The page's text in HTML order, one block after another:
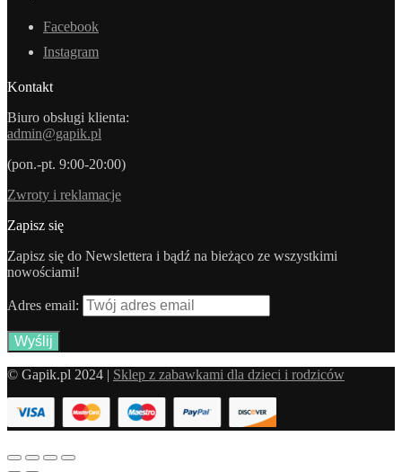
Facebook
Instagram
Kontakt
Biuro obsługi klienta:
admin@gapik.pl
(pon.-pt. 9:00-20:00)
Zwroty i reklamacje
Zapisz się
Zapisz się do Newslettera i bądź na bieżąco ze wszystkimi
nowościami!
Adres email:
© Gapik.pl 2024 | Sklep z zabawkami dla dzieci i rodziców